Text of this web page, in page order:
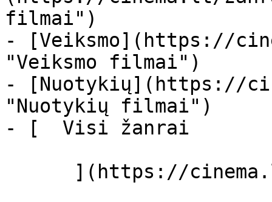
filmai")
- [Veiksmo](https://
"Veiksmo filmai")
- [Nuotykių](https://
"Nuotykių filmai")
- [  Visi žanrai